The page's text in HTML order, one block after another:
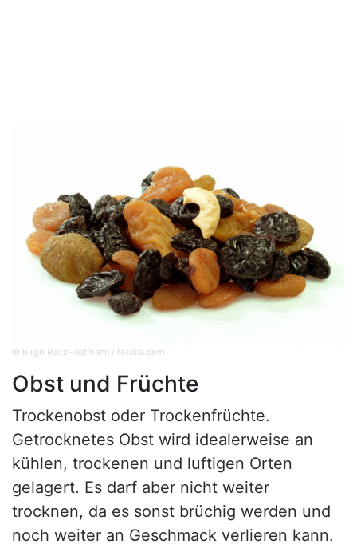
© Birgit Reitz-Hofmann / fotolia.com
Obst und Früchte
Trockenobst oder Trockenfrüchte.
Getrocknetes Obst wird idealerweise an
kühlen, trockenen und luftigen Orten
gelagert. Es darf aber nicht weiter
trocknen, da es sonst brüchig werden und
noch weiter an Geschmack verlieren kann.